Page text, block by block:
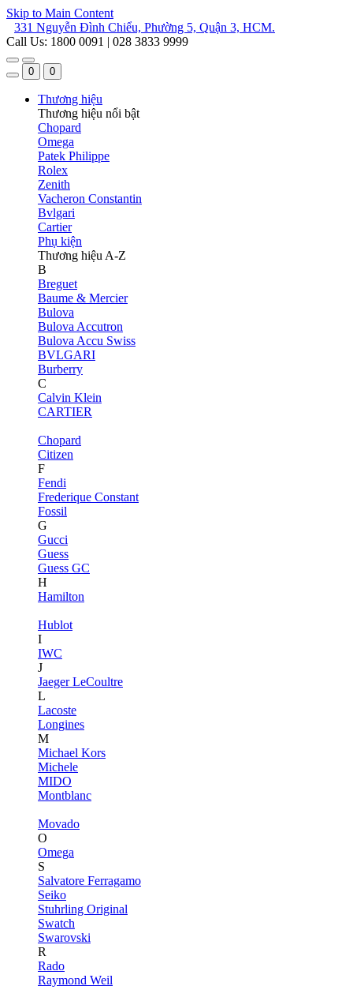
Skip to Main Content
331 Nguyễn Đình Chiểu, Phường 5, Quận 3, HCM.
Call Us: 1800 0091 | 028 3833 9999
0 0
Thương hiệu
Thương hiệu nổi bật
Chopard
Omega
Patek Philippe
Rolex
Zenith
Vacheron Constantin
Bvlgari
Cartier
Phụ kiện
Thương hiệu A-Z
B
Breguet
Baume & Mercier
Bulova
Bulova Accutron
Bulova Accu Swiss
BVLGARI
Burberry
C
Calvin Klein
CARTIER
Chopard
Citizen
F
Fendi
Frederique Constant
Fossil
G
Gucci
Guess
Guess GC
H
Hamilton
Hublot
I
IWC
J
Jaeger LeCoultre
L
Lacoste
Longines
M
Michael Kors
Michele
MIDO
Montblanc
Movado
O
Omega
S
Salvatore Ferragamo
Seiko
Stuhrling Original
Swatch
Swarovski
R
Rado
Raymond Weil